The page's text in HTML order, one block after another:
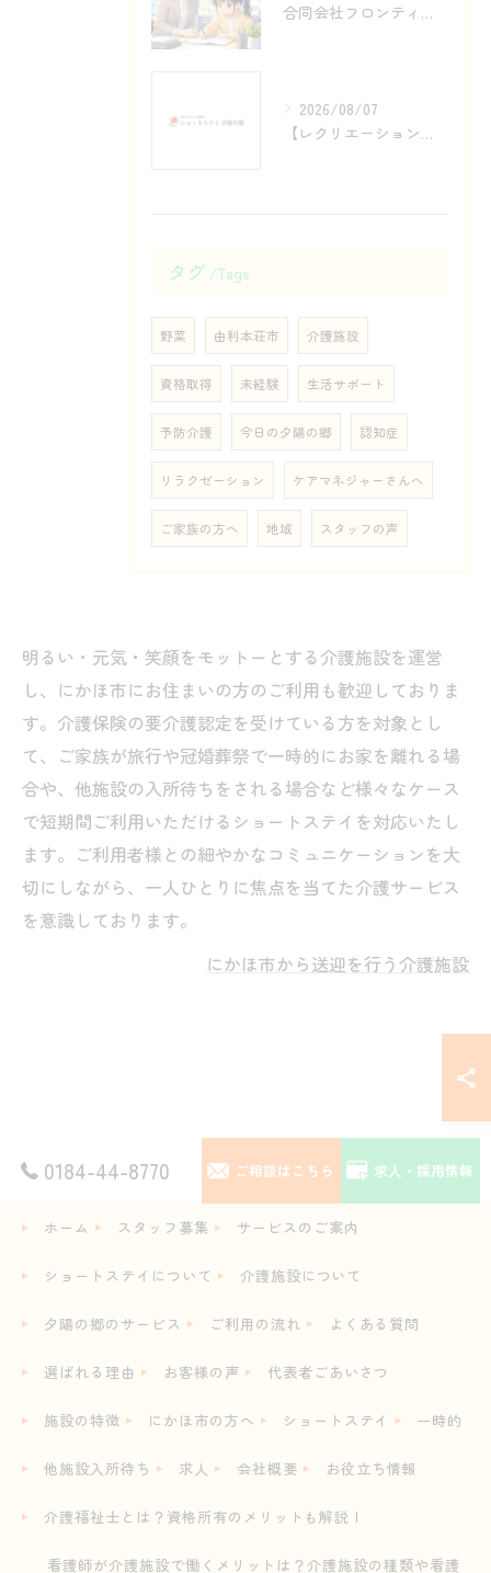
合同会社フロンティア看護師を支えるゆっくり指導
2026/08/07
【レクリエーション】笑顔あふれる楽しい時間をご紹介
タグ Tags
野菜 由利本荘市 介護施設
資格取得 未経験 生活サポート
予防介護 今日の夕陽の郷 認知症
リラクゼーション ケアマネジャーさんへ
ご家族の方へ 地域 スタッフの声
明るい・元気・笑顔をモットーとする介護施設を運営
し、にかほ市にお住まいの方のご利用も歓迎しておりま
す。介護保険の要介護認定を受けている方を対象とし
て、ご家族が旅行や冠婚葬祭で一時的にお家を離れる場
合や、他施設の入所待ちをされる場合など様々なケース
で短期間ご利用いただけるショートステイを対応いたし
ます。ご利用者様との細やかなコミュニケーションを大
切にしながら、一人ひとりに焦点を当てた介護サービス
を意識しております。
にかほ市から送迎を行う介護施設
0184-44-8770 ご相談はこちら 求人・採用情報
ホーム スタッフ募集 サービスのご案内
ショートステイについて 介護施設について
夕陽の郷のサービス ご利用の流れ よくある質問
選ばれる理由 お客様の声 代表者ごあいさつ
施設の特徴 にかほ市の方へ ショートステイ 一時的
他施設入所待ち 求人 会社概要 お役立ち情報
介護福祉士とは？資格所有のメリットも解説！
看護師が介護施設で働くメリットは？介護施設の種類や看護